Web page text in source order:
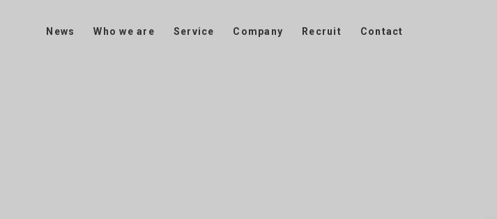
News Who we are Service Company Recruit Contact